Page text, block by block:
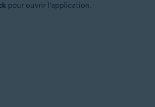
pour ouvrir l’application.